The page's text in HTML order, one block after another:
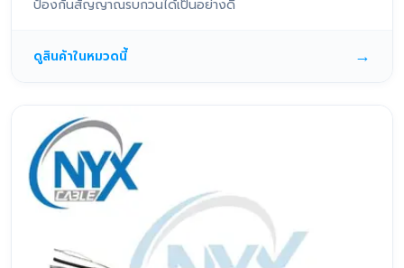
ป้องกันสัญญาณรบกวนได้เป็นอย่างดี
ดูสินค้าในหมวดนี้ →